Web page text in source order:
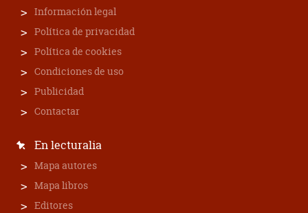
Información legal
Política de privacidad
Política de cookies
Condiciones de uso
Publicidad
Contactar
En lecturalia
Mapa autores
Mapa libros
Editores